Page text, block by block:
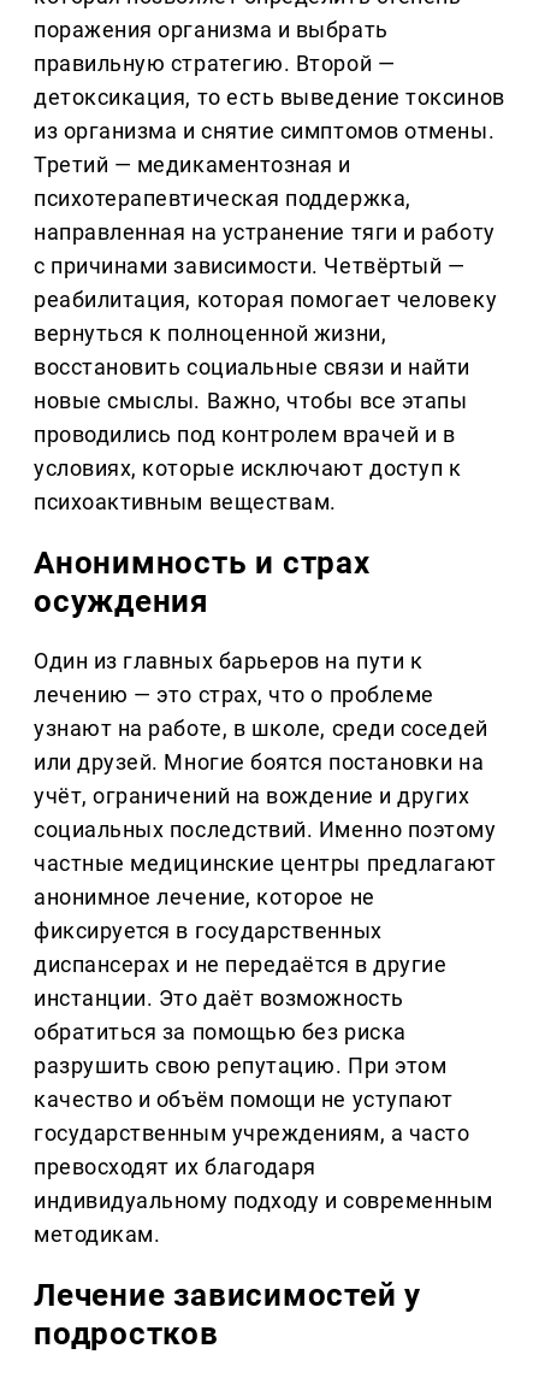
поражения организма и выбрать
правильную стратегию. Второй —
детоксикация, то есть выведение токсинов
из организма и снятие симптомов отмены.
Третий — медикаментозная и
психотерапевтическая поддержка,
направленная на устранение тяги и работу
с причинами зависимости. Четвёртый —
реабилитация, которая помогает человеку
вернуться к полноценной жизни,
восстановить социальные связи и найти
новые смыслы. Важно, чтобы все этапы
проводились под контролем врачей и в
условиях, которые исключают доступ к
психоактивным веществам.
Анонимность и страх
осуждения
Один из главных барьеров на пути к
лечению — это страх, что о проблеме
узнают на работе, в школе, среди соседей
или друзей. Многие боятся постановки на
учёт, ограничений на вождение и других
социальных последствий. Именно поэтому
частные медицинские центры предлагают
анонимное лечение, которое не
фиксируется в государственных
диспансерах и не передаётся в другие
инстанции. Это даёт возможность
обратиться за помощью без риска
разрушить свою репутацию. При этом
качество и объём помощи не уступают
государственным учреждениям, а часто
превосходят их благодаря
индивидуальному подходу и современным
методикам.
Лечение зависимостей у
подростков